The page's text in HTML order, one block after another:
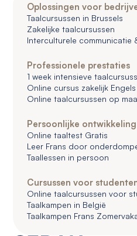
Oplossingen voor
Taalcursussen in Brussels
Zakelijke taalcursussen
Interculturele communicatie
Professionele prestaties
1 week intensieve
Online cursus zakelijk Engels
Online taalcursussen op
Persoonlijke ontwikkeling
Online taaltest Gratis
Leer Frans door
Taallessen in persoon
Cursussen voor
Online taalcursussen voor
Taalkampen in België
Taalkampen Frans